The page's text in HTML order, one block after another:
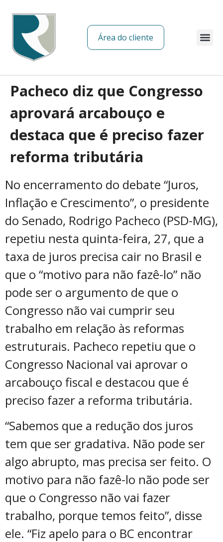
Área do cliente
Pacheco diz que Congresso
aprovará arcabouço e
destaca que é preciso fazer
reforma tributária
No encerramento do debate “Juros,
Inflação e Crescimento”, o presidente
do Senado, Rodrigo Pacheco (PSD-MG),
repetiu nesta quinta-feira, 27, que a
taxa de juros precisa cair no Brasil e
que o “motivo para não fazê-lo” não
pode ser o argumento de que o
Congresso não vai cumprir seu
trabalho em relação às reformas
estruturais. Pacheco repetiu que o
Congresso Nacional vai aprovar o
arcabouço fiscal e destacou que é
preciso fazer a reforma tributária.
“Sabemos que a redução dos juros
tem que ser gradativa. Não pode ser
algo abrupto, mas precisa ser feito. O
motivo para não fazê-lo não pode ser
que o Congresso não vai fazer
trabalho, porque temos feito”, disse
ele. “Fiz apelo para o BC encontrar